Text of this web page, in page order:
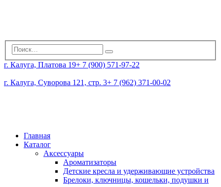
г. Калуга, Платова 19+ 7 (900) 571-97-22
г. Калуга, Суворова 121, стр. 3+ 7 (962) 371-00-02
Главная
Каталог
Аксессуары
Ароматизаторы
Детские кресла и удерживающие устройства
Брелоки, ключницы, кошельки, подушки и